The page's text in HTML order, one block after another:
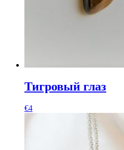
Тигровый глаз
€4